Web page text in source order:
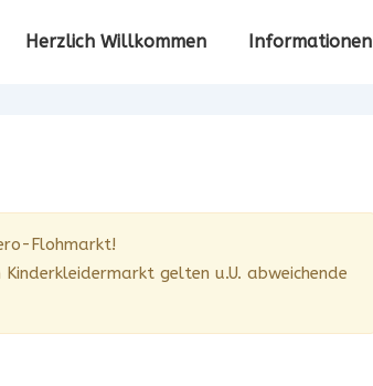
Hauptnavigation
Herzlich Willkommen Informationen
Flohmarkt!
gelten u.U. abweichende